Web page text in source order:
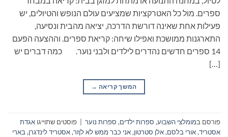
ספרים. מול כל האטרקציות שמציעים עולם הנופש והטיולים, יש
פעילות אחת שאינה דורשת הדרכה, יציאה מהבית ונסיעה,
התארגנות ממושכת ואפילו שיחה: קריאת ספרים. וההצעה הפעם
14 ספרים חדשים נהדרים לילדים ולבני נוער. כמה דברים יש
[…]
המשך קריאה →
פורסם במומלצי השבוע, ספרות ילדים, ספרות נוער | פוסטים שתוייגו אגדת
אסטריד,אורי בלסם,אלן סטרטון,אני כבר ממש לא לןזר,אסטריד לינדגרן, בארי